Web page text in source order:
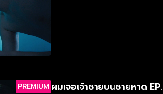
PREMIUM ผมเจอเจ้าชายบนชายหาด